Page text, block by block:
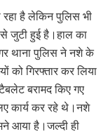
रहा है लेकिन पुलिस भी
जुटी हुई है।हाल का
थाना पुलिस ने नशे के
को गिरफ्तार कर लिया
बरामद किए गए
कार्य कर रहे थे।नशे
आया है।जल्दी ही